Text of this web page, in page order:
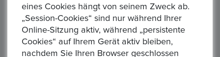
E************r
29/10/2022 04:52 PM
Gebotsbetrag
eines Cookies hängt von seinem Zweck ab.
„Session-Cookies“ sind nur während Ihrer
Online-Sitzung aktiv, während „persistente
Cookies“ auf Ihrem Gerät aktiv bleiben,
nachdem Sie Ihren Browser geschlossen